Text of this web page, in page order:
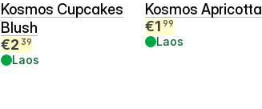
Kosmos Cupcakes
Blush
€2 39
Laos
Kosmos Apricotta
€1 99
Laos